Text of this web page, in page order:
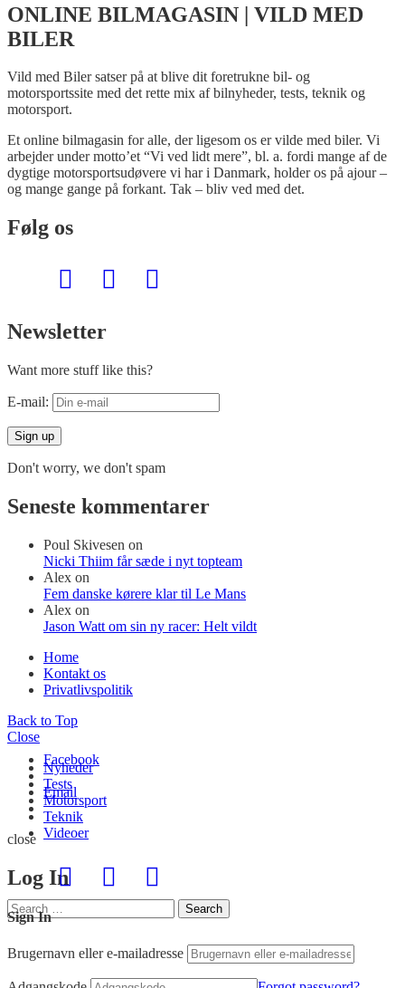
ONLINE BILMAGASIN | VILD MED
BILER
Vild med Biler satser på at blive dit foretrukne bil- og
motorsportssite med det rette mix af bilnyheder, tests, teknik og
motorsport.
Et online bilmagasin for alle, der ligesom os er vilde med biler. Vi
arbejder under motto’et “Vi ved lidt mere”, bl. a. fordi mange af de
dygtige motorsportsudøvere vi har i Danmark, holder os på ajour –
og mange gange på forkant. Tak – bliv ved med det.
Følg os
Newsletter
Want more stuff like this?
E-mail:
Don't worry, we don't spam
Seneste kommentarer
Poul Skivesen on
Nicki Thiim får sæde i nyt topteam
Alex on
Fem danske kørere klar til Le Mans
Alex on
Jason Watt om sin ny racer: Helt vildt
Home
Kontakt os
Privatlivspolitik
Back to Top
Close
Nyheder
Tests
Motorsport
Teknik
Videoer
Search
for:
Search
Facebook
Email
close
Log In
Sign In
Brugernavn eller e-mailadresse